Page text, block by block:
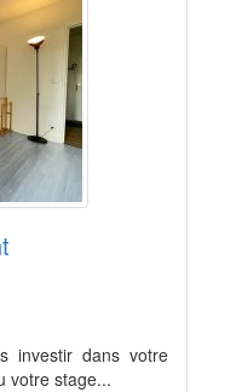
investir dans votre
votre stage...